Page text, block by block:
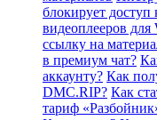
блокирует доступ
видеоплееров
ссылку на
в премиум чат?
аккаунту? Как
DMC.RIP? Как
тариф